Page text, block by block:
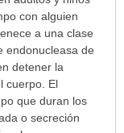
con alguien
a una clase
endonucleasa de
detener la
cuerpo. El
que duran los
o secreción